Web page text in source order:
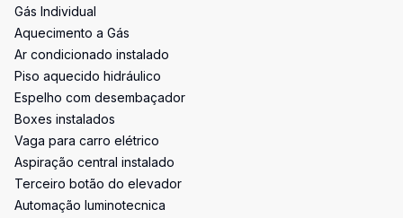
Gás Individual
Aquecimento a Gás
Ar condicionado instalado
Piso aquecido hidráulico
Espelho com desembaçador
Boxes instalados
Vaga para carro elétrico
Aspiração central instalado
Terceiro botão do elevador
Automação luminotecnica